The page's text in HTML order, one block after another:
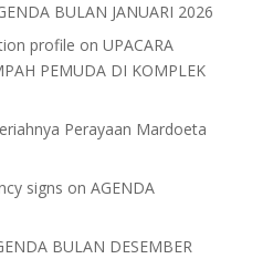
BULAN JANUARI 2026
profile on UPACARA
PEMUDA DI KOMPLEK
Perayaan Mardoeta
signs on AGENDA
BULAN DESEMBER